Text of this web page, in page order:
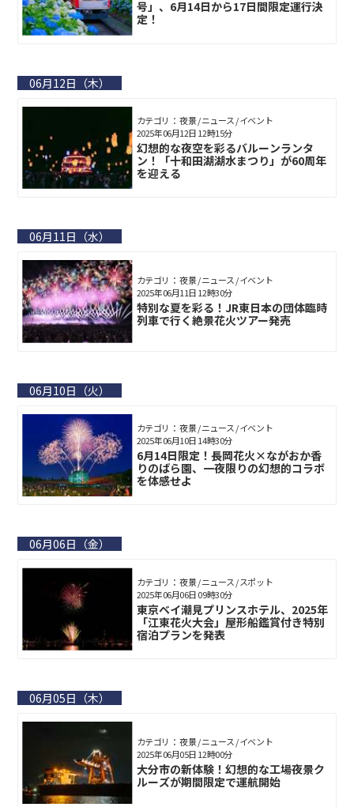
号」、6月14日から17日間限定運行決
定！
06月12日（木）
カテゴリ： 夜景 / ニュース / イベント
幻想的な夜空を彩るバルーンランタ
ン！「十和田湖湖水まつり」が60周年
を迎える
2025年06月12日 12時15分
06月11日（水）
カテゴリ： 夜景 / ニュース / イベント
特別な夏を彩る！JR東日本の団体臨時
列車で行く絶景花火ツアー発売
2025年06月11日 12時30分
06月10日（火）
カテゴリ： 夜景 / ニュース / イベント
6月14日限定！長岡花火×ながおか香
りのばら園、一夜限りの幻想的コラボ
を体感せよ
2025年06月10日 14時30分
06月06日（金）
カテゴリ： 夜景 / ニュース / スポット
東京ベイ潮見プリンスホテル、2025年
「江東花火大会」屋形船鑑賞付き特別
宿泊プランを発表
2025年06月06日 09時30分
06月05日（木）
カテゴリ： 夜景 / ニュース / イベント
大分市の新体験！幻想的な工場夜景ク
ルーズが期間限定で運航開始
2025年06月05日 12時00分